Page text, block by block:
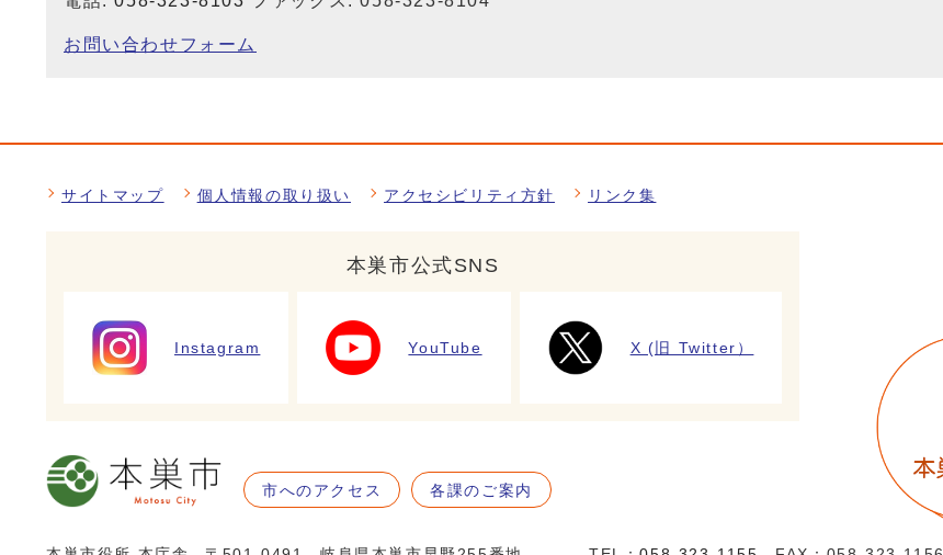
お問い合わせフォーム
サイトマップ 個人情報の取り扱い アクセシビリティ方針 リンク集
本巣市公式SNS
Instagram YouTube X (旧 Twitter）
市へのアクセス 各課のご案内